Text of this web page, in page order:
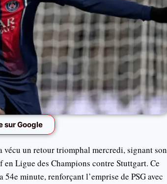
sur Google
vécu un retour triomphal mercredi, signant son
Ligue des Champions contre Stuttgart. Ce
minute, renforçant l’emprise de PSG avec